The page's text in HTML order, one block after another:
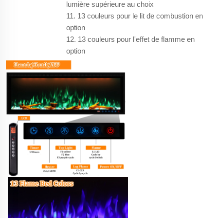
lumière supérieure au choix
11. 13 couleurs pour le lit de combustion en
option
12. 13 couleurs pour l'effet de flamme en
option